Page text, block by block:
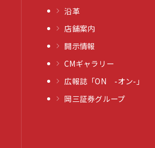
沿革
店舗案内
開示情報
CMギャラリー
広報誌「ON -オン-」
岡三証券グループ